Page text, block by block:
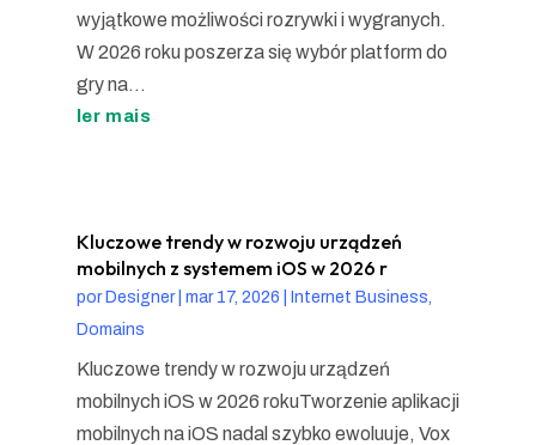
wyjątkowe możliwości rozrywki i wygranych.
W 2026 roku poszerza się wybór platform do
gry na...
ler mais
Kluczowe trendy w rozwoju urządzeń
mobilnych z systemem iOS w 2026 r
porDesigner| mar 17, 2026
Internet Business,
Domains
Kluczowe trendy w rozwoju urządzeń
mobilnych iOS w 2026 rokuTworzenie aplikacji
mobilnych na iOS nadal szybko ewoluuje, Vox